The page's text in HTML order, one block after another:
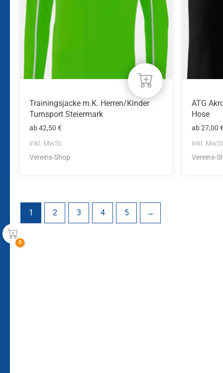
Optionen
können
auf
Produktseite
gewählt
werden
Trainingsjacke m.K. Herren/Kinder
Turnsport Steiermark
ab42,50€
inkl. MwSt.
Vereins-Shop
ATG
Hose
ab27,00€
inkl.
Vereins-
1 2 3 4 5 →